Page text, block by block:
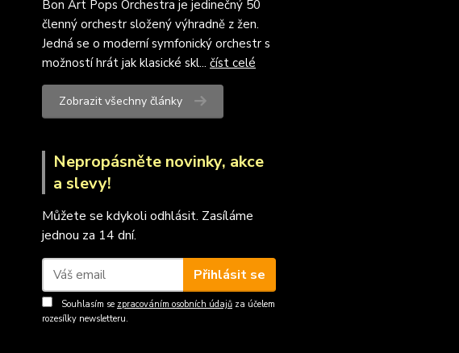
Bon Art Pops Orchestra je jedinečný 50
členný orchestr složený výhradně z žen.
Jedná se o moderní symfonický orchestr s
možností hrát jak klasické skl... číst celé
Zobrazit všechny články
Nepropásněte novinky, akce
a slevy!
Můžete se kdykoli odhlásit. Zasíláme
jednou za 14 dní.
Přihlásit se
Souhlasím se zpracováním osobních údajů za účelem
rozesílky newsletteru.